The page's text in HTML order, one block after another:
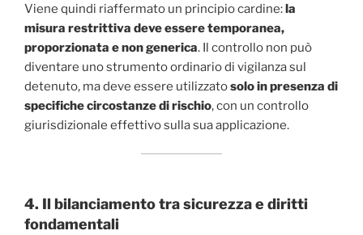
Viene quindi riaffermato un principio cardine:la
misura restrittiva deve essere temporanea,
proporzionata e non generica. Il controllo non può
diventare uno strumento ordinario di vigilanza sul
detenuto, ma deve essere utilizzatosolo in presenza di
specifiche circostanze di rischio, con un controllo
giurisdizionale effettivo sulla sua applicazione.
4. Il bilanciamento tra sicurezza e diritti
fondamentali